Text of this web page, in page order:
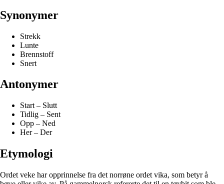
Synonymer
Strekk
Lunte
Brennstoff
Snert
Antonymer
Start – Slutt
Tidlig – Sent
Opp – Ned
Her – Der
Etymologi
Ordet veke har opprinnelse fra det norrøne ordet vika, som betyr å